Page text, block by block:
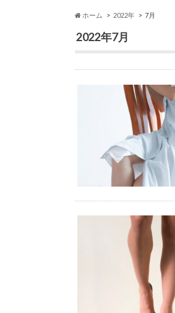
ホーム 2022年 7月
2022年7月